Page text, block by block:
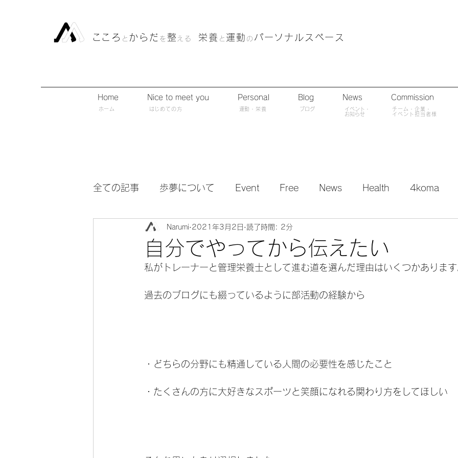
​こころ と からだ を 整 える 栄養 と 運動 の パーソナルスペース
Home Nice to meet you Personal Blog News Commission
​ホーム ​はじめての方 ​運動・栄養 ブログ
チーム・企業・
イベント担当者様
​イベント・
​お知らせ
全ての記事 歩夢について Event Free News Health 4koma
自分でやってから伝えたい
Narumi 2021年3月2日 読了時間: 2分
私がトレーナーと管理栄養士として進む道を選んだ理由はいくつかありま
過去のブログにも綴っているように部活動の経験から
・どちらの分野にも精通している人間の必要性を感じたこと
・たくさんの方に大好きなスポーツと笑顔になれる関わり方をしてほしい